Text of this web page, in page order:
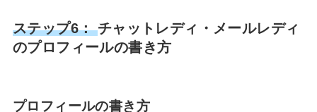
ステップ6： チャットレディ・メールレディ
のプロフィールの書き方
プロフィールの書き方